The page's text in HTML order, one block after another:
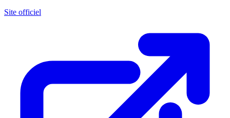
Site officiel